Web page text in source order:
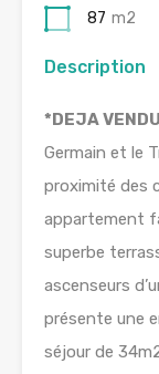
87 m2
Description
*DEJA
Germain et le
proximité des
appartement
superbe
ascenseurs
présente une
séjour de